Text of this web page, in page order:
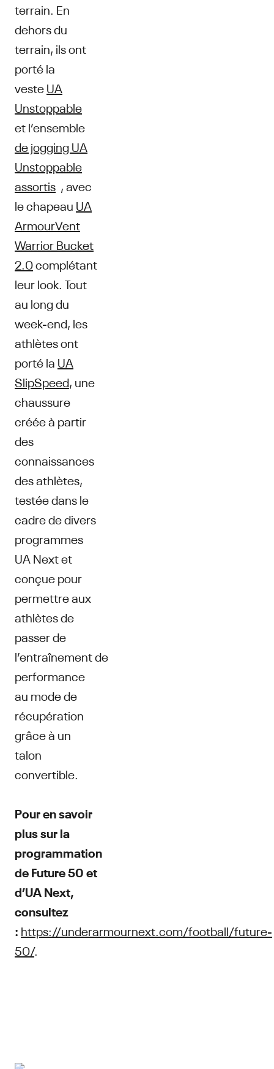
terrain. En
dehors du
terrain, ils ont
porté la
vesteUA
Unstoppable
et l’ensemble
de jogging UA
Unstoppable
assortis , avec
le chapeau UA
ArmourVent
Warrior Bucket
2.0complétant
leur look. Tout
au long du
week-end, les
athlètes ont
porté la UA
SlipSpeed, une
chaussure
créée à partir
des
connaissances
des athlètes,
testée dans le
cadre de divers
programmes
UA Next et
conçue pour
permettre aux
athlètes de
passer de
l’entraînement de
performance
au mode de
récupération
grâce à un
talon
convertible.
Pour en savoir
plus sur la
programmation
de Future 50 et
d’UA Next,
consultez
: https://underarmournext.com/football/future-
50/.